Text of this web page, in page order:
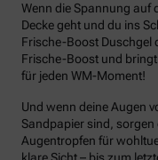
Wenn die Spannung auf
Decke geht und du ins
Frische-Boost Duschgel
Frische-Boost und
für jeden WM-Moment!
Und wenn deine Augen
Sandpapier sind,
Augentropfen für